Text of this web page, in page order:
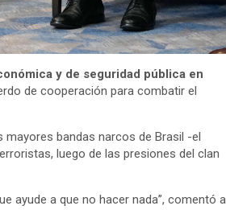
y de seguridad pública en
de cooperación para combatir el
bandas narcos de Brasil -el
luego de las presiones del clan
ayude a que no hacer nada”, comentó a